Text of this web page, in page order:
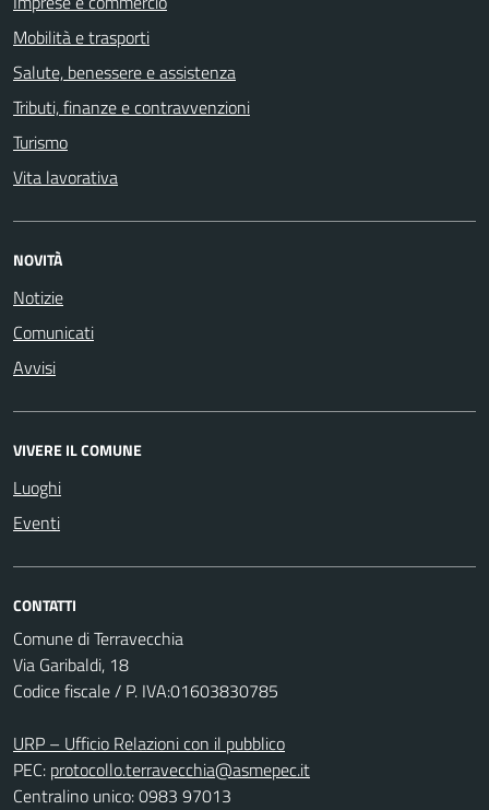
Mobilità e trasporti
Salute, benessere e assistenza
Tributi, finanze e contravvenzioni
Turismo
Vita lavorativa
NOVITÀ
Notizie
Comunicati
Avvisi
VIVERE IL COMUNE
Luoghi
Eventi
CONTATTI
Comune di Terravecchia
Via Garibaldi, 18
Codice fiscale / P. IVA:01603830785
URP – Ufficio Relazioni con il pubblico
PEC: protocollo.terravecchia@asmepec.it
Centralino unico: 0983 97013